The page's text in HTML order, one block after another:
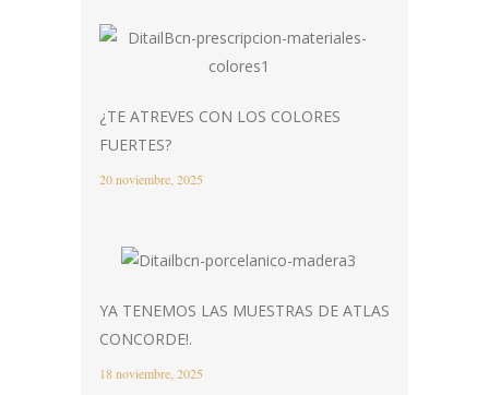
¿TE ATREVES CON LOS COLORES
FUERTES?
20 noviembre, 2025
YA TENEMOS LAS MUESTRAS DE ATLAS
CONCORDE!.
18 noviembre, 2025